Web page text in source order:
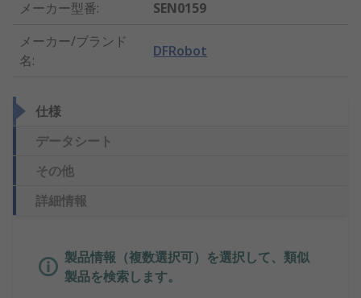
メーカー型番:
SEN0159
メーカー/ブランド
名:
DFRobot
仕様
データシート
その他
詳細情報
製品情報（複数選択可）を選択して、類似
製品を検索します。